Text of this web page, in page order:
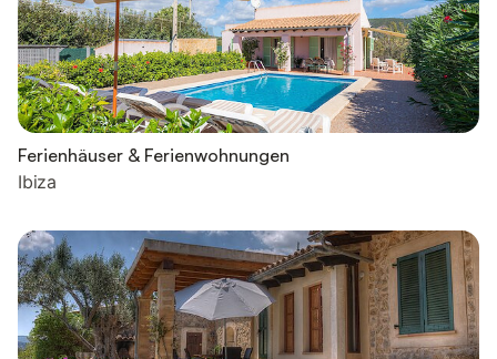
Ferienhäuser & Ferienwohnungen
Ibiza